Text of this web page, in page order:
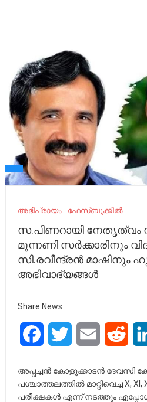
അഭിപ്രായം ഫേസ്ബുക്കിൽ
സ.പിണറായി
മുന്നണി സർക്കാരിനും
സി.രവീന്ദ്രൻ മാഷിനും
അഭിവാദ്യങ്ങൾ
Share News
FacebookTwitter Email
അപ്പച്ചൻ കോളൂക്കാടൻ ദേവസി
പശ്ചാത്തലത്തിൽ മാറ്റിവെച്ച X,
പരീക്ഷകൾ എന്ന് നടത്തും